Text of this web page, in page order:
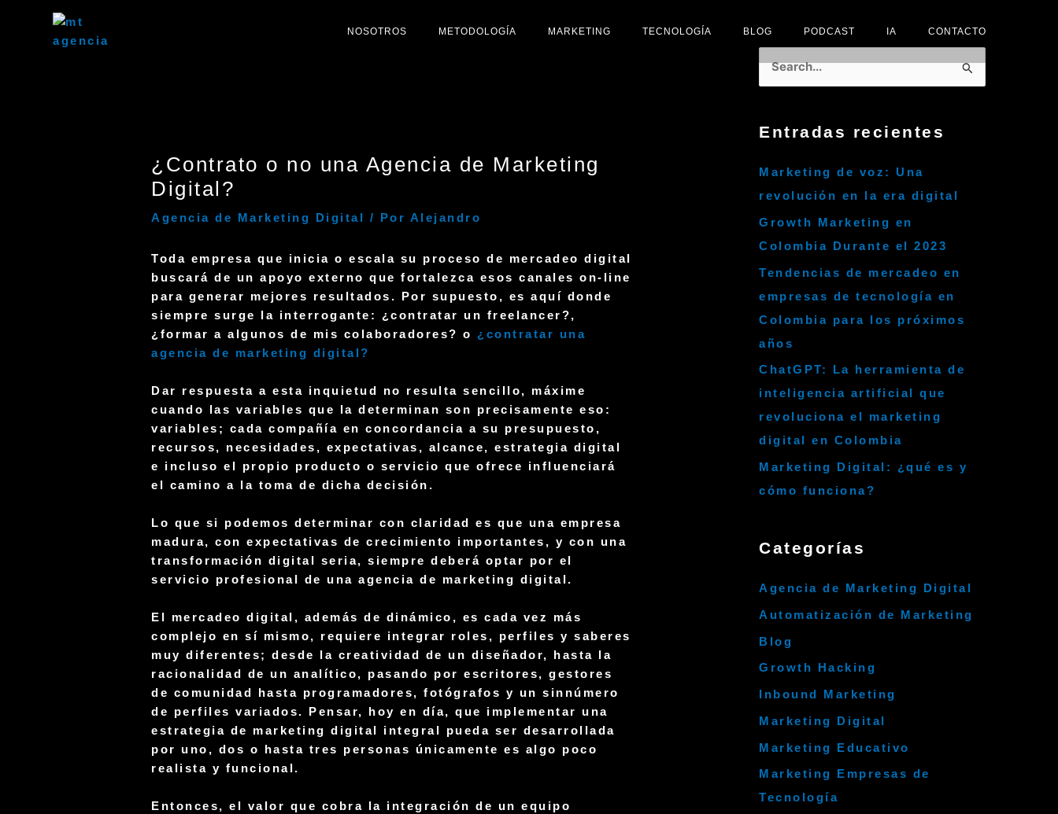
contenido
NOSOTROS METODOLOGÍA MARKETING TECNOLOGÍA BLOG PODCAST IA CONTACTO
¿Contrato o no una Agencia de Marketing
Digital?
Agencia de Marketing Digital / Por Alejandro
Toda empresa que inicia o escala su proceso de mercadeo digital
buscará de un apoyo externo que fortalezca esos canales on-line
para generar mejores resultados . Por supuesto, es aquí donde
siempre surge la interrogante: ¿contratar un freelancer?,
¿formar a algunos de mis colaboradores? o ¿contratar una
agencia de marketing digital?
Dar respuesta a esta inquietud no resulta sencillo, máxime
cuando las variables que la determinan son precisamente eso:
variables ; cada compañía en concordancia a su presupuesto,
recursos, necesidades, expectativas, alcance, estrategia digital
e incluso el propio producto o servicio que ofrece influenciará
el camino a la toma de dicha decisión.
Lo que si podemos determinar con claridad es que una empresa
madura, con expectativas de crecimiento importantes, y con una
transformación digital seria, siempre deberá optar por el
servicio profesional de una agencia de marketing digital.
El mercadeo digital, además de dinámico, es cada vez más
complejo en sí mismo, requiere integrar roles , perfiles y saberes
muy diferentes; desde la creatividad de un diseñador, hasta la
racionalidad de un analítico, pasando por escritores, gestores
de comunidad hasta programadores, fotógrafos y un sinnúmero
de perfiles variados. Pensar, hoy en día, que implementar una
estrategia de marketing digital integral pueda ser desarrollada
por uno, dos o hasta tres personas únicamente es algo poco
realista y funcional.
Entonces, el valor que cobra la integración de unequipo
navigation
c
a
Entradas recientes
Marketing de voz: Una
revolución en la era digital
Growth Marketing en
Colombia Durante el 2023
Tendencias de mercadeo en
empresas de tecnología en
Colombia para los próximos
años
ChatGPT: La herramienta de
inteligencia artificial que
revoluciona el marketing
digital en Colombia
Marketing Digital: ¿qué es y
cómo funciona?
Categorías
Agencia de Marketing Digital
Automatización de Marketing
Blog
Growth Hacking
Inbound Marketing
Marketing Digital
Marketing Educativo
Marketing Empresas de
Tecnología